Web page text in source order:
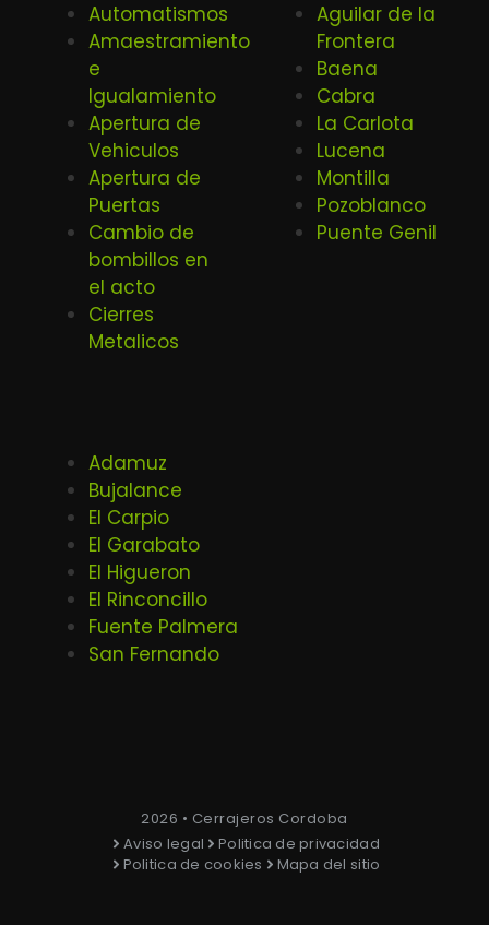
Automatismos
Amaestramiento
e
Igualamiento
Apertura de
Vehiculos
Apertura de
Puertas
Cambio de
bombillos en
el acto
Cierres
Metalicos
Aguilar de la
Frontera
Baena
Cabra
La Carlota
Lucena
Montilla
Pozoblanco
Puente Genil
Adamuz
Bujalance
El Carpio
El Garabato
El Higueron
El Rinconcillo
Fuente Palmera
San Fernando
2026 • Cerrajeros Cordoba
Aviso legal
Politica de privacidad
Politica de cookies
Mapa del sitio